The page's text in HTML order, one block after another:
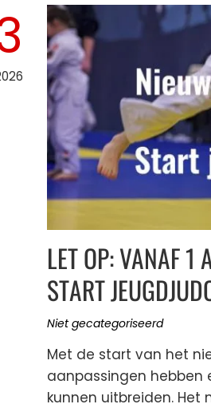
LET OP: VANAF 1
START
Niet gecategoriseerd
Met de start van het
aanpassingen hebben
kunnen uitbreiden. Het